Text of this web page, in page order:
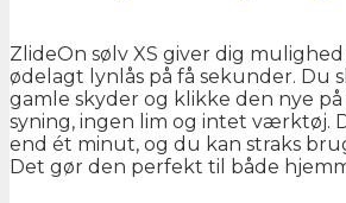
ZlideOn sølv XS giver dig
ødelagt lynlås på få sekunder. Du
gamle skyder og klikke den nye på
syning, ingen lim og intet værktøj.
end ét minut, og du kan straks
Det gør den perfekt til både